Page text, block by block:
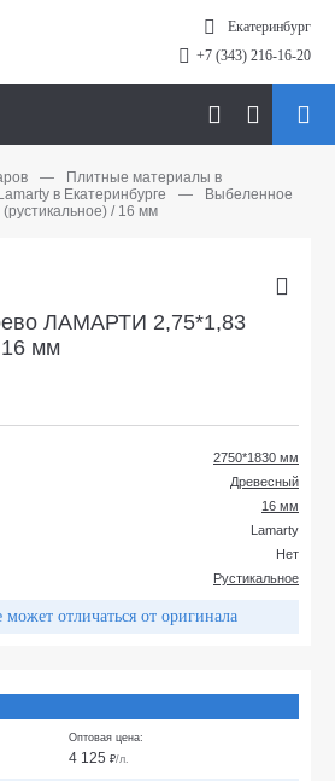
Екатеринбург
+7 (343) 216-16-20
—
Плитные материалы в
в Екатеринбурге —
Выбеленное
/ 16 мм
ЛАМАРТИ 2,75*1,83
16 мм
2750*1830 мм
Древесный
16 мм
Lamarty
Нет
Рустикальное
может отличаться от оригинала
Оптовая цена:
4 125 ₽/л.